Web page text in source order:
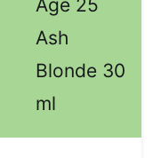
Age 25
Ash
Blonde 30
ml